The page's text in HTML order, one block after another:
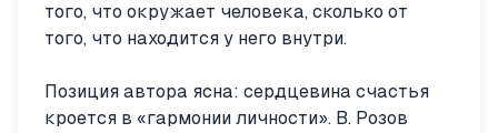
того, что окружает человека, сколько от
того, что находится у него внутри.
Позиция автора ясна: сердцевина счастья
кроется в «гармонии личности». В. Розов